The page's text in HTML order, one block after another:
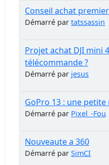
Conseil achat
Démarré partatssassin
Projet achat DJI mini
télécommande ?
Démarré par jesus
GoPro 13 : une petite
Démarré par Pixel_-Fou
Nouveaute a 360
Démarré parSimCI